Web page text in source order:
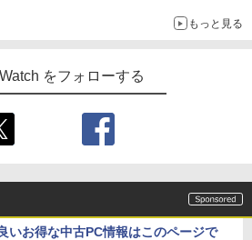
もっと見る
をフォローする
いお得な中古PC情報はこのページで